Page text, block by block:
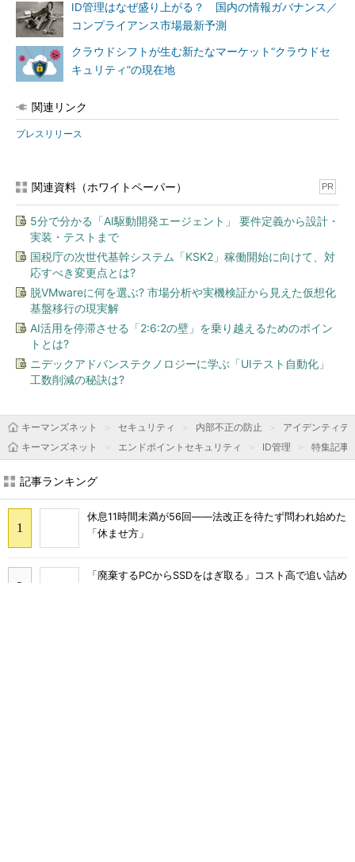
ID管理はなぜ盛り上がる？ 国内の情報ガバナンス／
コンプライアンス市場最新予測
クラウドシフトが生む新たなマーケット“クラウドセ
キュリティ”の現在地
関連リンク
プレスリリース
関連資料（ホワイトペーパー） PR
5分で分かる「AI駆動開発エージェント」 要件定義から設計・
実装・テストまで
国税庁の次世代基幹システム「KSK2」稼働開始に向けて、対
応すべき変更点とは?
脱VMwareに何を選ぶ? 市場分析や実機検証から見えた仮想化
基盤移行の現実解
AI活用を停滞させる「2:6:2の壁」を乗り越えるためのポイン
トとは?
ニデックアドバンステクノロジーに学ぶ「UIテスト自動化」
工数削減の秘訣は?
キーマンズネット セキュリティ 内部不正の防止
アイデンティテ
キーマンズネット
エンドポイントセキュリティ ID管理 特集記事
記事ランキング
休息11時間未満が56回――法改正を待たず問われ始めた
「休ませ方」
「廃棄するPCからSSDをはぎ取る」コスト高で追い詰め